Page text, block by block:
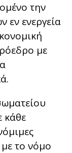
την
εν ενεργεία
με
κάθε
το νόμο